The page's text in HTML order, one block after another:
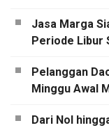
Jasa Marga
Periode Libur
Pelanggan
Minggu Awal
Dari Nol